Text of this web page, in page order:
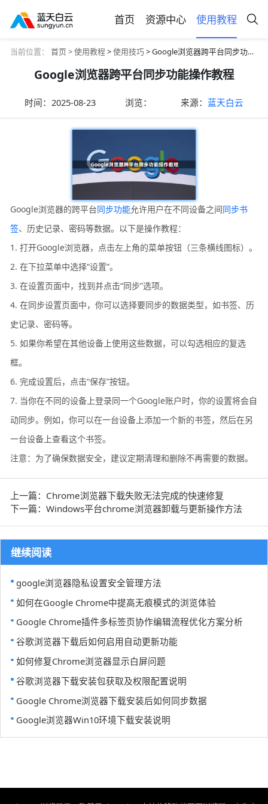
首页 资源中心 使用教程
当前位置： 首页 >使用教程>使用技巧> Google浏览器跨平台同步功能操作教程
Google浏览器跨平台同步功能操作教程
时间：2025-08-23 浏览： 来源： 蓝天白云
Google浏览器的跨平台同步功能允许用户在不同设备之间同步书
签、历史记录、密码等数据。以下是操作教程：
1. 打开Google浏览器，点击左上角的菜单按钮（三条横线图标）。
2. 在下拉菜单中选择“设置”。
3. 在设置页面中，找到并点击“同步”选项。
4. 在同步设置页面中，你可以选择要同步的数据类型，如书签、历
史记录、密码等。
5. 如果你希望在其他设备上使用这些数据，可以勾选相应的复选
框。
6. 完成设置后，点击“保存”按钮。
7. 当你在不同的设备上登录同一个Google账户时，你的设置将会自
动同步。例如，你可以在一台设备上添加一个新的书签，然后在另
一台设备上查看这个书签。
注意：为了确保数据安全，建议定期清理和删除不再需要的数据。
上一篇：Chrome浏览器下载失败无法完成的快速修复
下一篇：Windows平台chrome浏览器卸载与更新操作方法
继续阅读
google浏览器隐私设置安全管理方法
如何在Google Chrome中提高无痕模式的浏览体验
Google Chrome插件多标签页协作编辑流程优化方案分析
谷歌浏览器下载后如何启用自动更新功能
如何修复Chrome浏览器显示白屏问题
谷歌浏览器下载安装包获取及权限配置说明
Google Chrome浏览器下载安装后如何同步数据
Google浏览器Win10环境下载安装说明